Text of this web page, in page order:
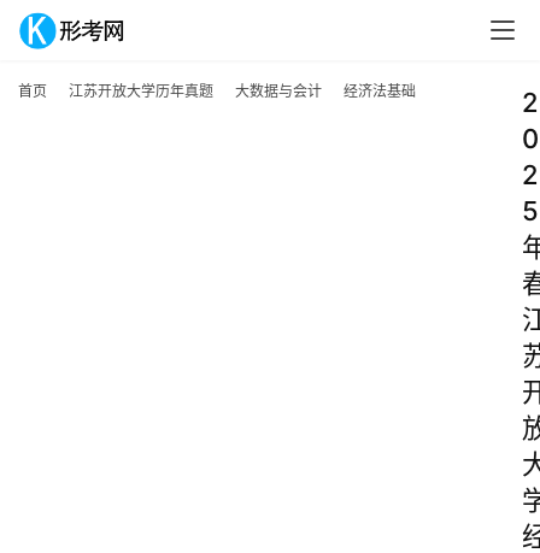
首页 江苏开放大学历年真题 大数据与会计 经济法基础
2
0
2
5